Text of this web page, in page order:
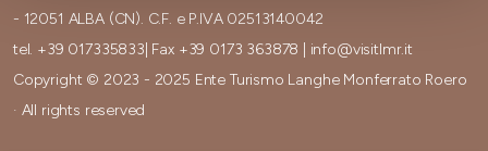
- 12051 ALBA (CN). C.F. e P.IVA 02513140042
tel. +39 017335833 | Fax +39 0173 363878
info@visitlmr.it
Copyright © 2023 - 2025 Ente Turismo Langhe Monferrato Roero
· All rights reserved